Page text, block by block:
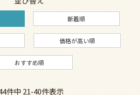
新着順
価格が高い順
おすすめ順
件中 21-40件表示